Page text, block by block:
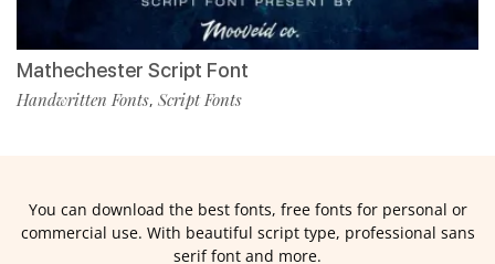
Mathechester Script Font
Handwritten Fonts, Script Fonts
You can download the best fonts, free fonts for personal or
commercial use. With beautiful script type, professional sans
serif font and more.